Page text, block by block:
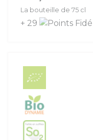
La bouteille de 75 cl
+ 29